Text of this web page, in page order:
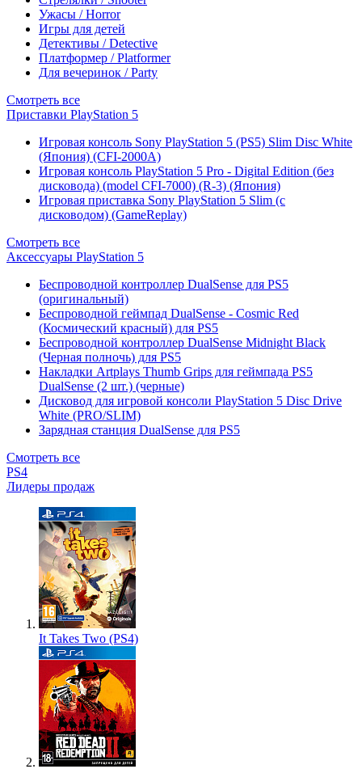
Ужасы / Horror
Игры для детей
Детективы / Detective
Платформер / Platformer
Для вечеринок / Party
Смотреть все
Приставки PlayStation 5
Игровая консоль Sony PlayStation 5 (PS5) Slim Disc White
(Япония) (CFI-2000A)
Игровая консоль PlayStation 5 Pro - Digital Edition (без
дисковода) (model CFI-7000) (R-3) (Япония)
Игровая приставка Sony PlayStation 5 Slim (с
дисководом) (GameReplay)
Смотреть все
Аксессуары PlayStation 5
Беспроводной контроллер DualSense для PS5
(оригинальный)
Беспроводной геймпад DualSense - Cosmic Red
(Космический красный) для PS5
Беспроводной контроллер DualSense Midnight Black
(Черная полночь) для PS5
Накладки Artplays Thumb Grips для геймпада PS5
DualSense (2 шт.) (черные)
Дисковод для игровой консоли PlayStation 5 Disc Drive
White (PRO/SLIM)
Зарядная станция DualSense для PS5
Смотреть все
PS4
Лидеры продаж
It Takes Two (PS4)